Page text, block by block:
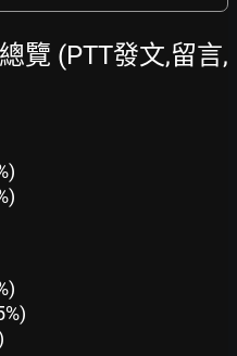
覽 (PTT發文,留言,